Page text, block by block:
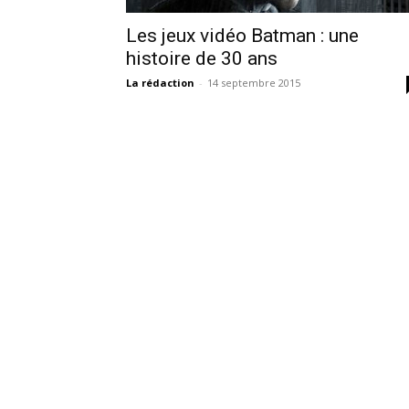
Les jeux vidéo Batman : une
histoire de 30 ans
La rédaction - 14 septembre 2015